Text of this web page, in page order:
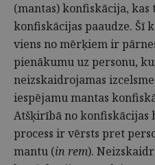
(mantas) konfiskācija,
konfiskācijas paaudze. Šī
viens no mērķiem ir
pienākumu uz personu,
neizskaidrojamas
iespējamu mantas
Atšķirībā no konfiskācijas
process ir vērsts pret
mantu (in rem).